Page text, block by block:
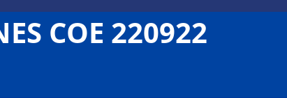
COE 220922